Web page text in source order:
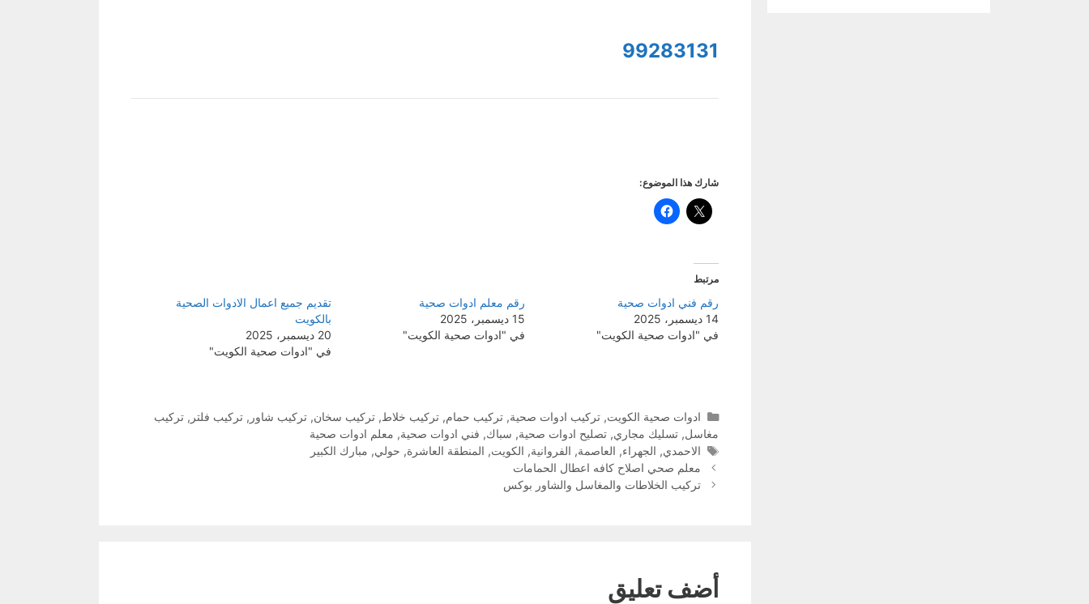
99283131
شارك هذا الموضوع:
مرتبط
رقم فني ادوات صحية
14 ديسمبر، 2025
في "ادوات صحية الكويت"
رقم معلم ادوات صحية
15 ديسمبر، 2025
في "ادوات صحية الكويت"
تقديم جميع اعمال الادوات الصحية
بالكويت
20 ديسمبر، 2025
في "ادوات صحية الكويت"
التصنيفات
ادوات صحية الكويت, تركيب ادوات صحية, تركيب حمام, تركيب خلاط, تركيب سخان, تركيب شاور , تركيب فلتر , تركيب
مغاسل, تسليك مجاري, تصليح ادوات صحية, سباك, فني ادوات صحية, معلم ادوات صحية
الوسوم
الاحمدي, الجهراء, العاصمة, الفروانية, الكويت, المنطقة العاشرة, حولي, مبارك الكبير
معلم صحي اصلاح كافه اعطال الحمامات
تركيب الخلاطات والمغاسل والشاور بوكس
أضف تعليق